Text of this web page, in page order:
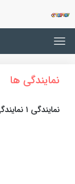
نمایندگی ها
نمایندگی ۱ نمایندگی ۲